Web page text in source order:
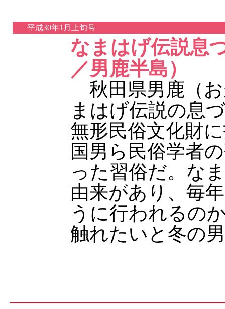
平成30年1月上旬号
なまはげ伝説息
／男鹿半島）
秋田県男鹿（
まはげ伝説の息
無形民俗文化財
国男ら民俗学者
った習俗だ。な
由来があり、毎
うに行われるの
触れたいと冬の